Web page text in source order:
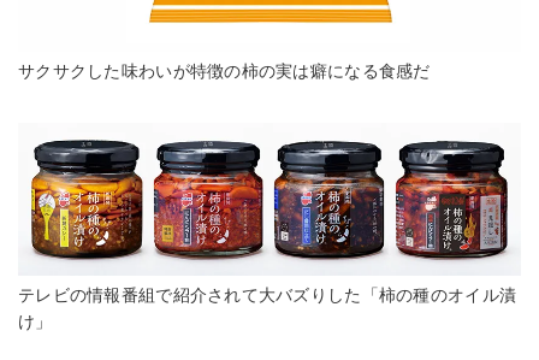
サクサクした味わいが特徴の柿の実は癖になる食感だ
テレビの情報番組で紹介されて大バズりした「柿の種のオイル漬
け」